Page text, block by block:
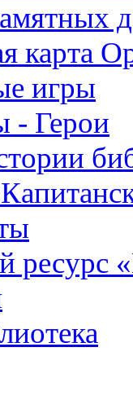
карта
игры
- Герои
ресурс